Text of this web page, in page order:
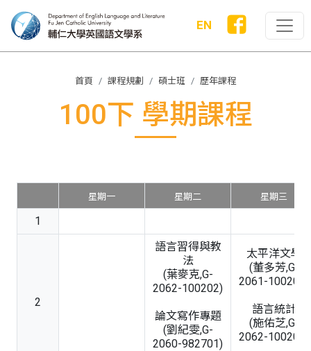
EN
首頁 課程規劃 碩士班 歷年課程
100下 學期課程
星期一 星期二 星期三
1
2
語言習得與教
法
(葉麥克,G-
2062-100202)
論文寫作專題
(劉紀雯,G-
2060-982701)
太平洋文學
(董多芳,G-
2061-100203)
語言統計
(施佑芝,G-
2062-100205)